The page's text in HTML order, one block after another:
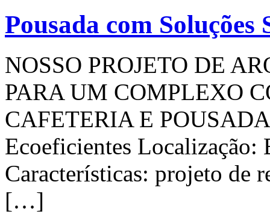
Pousada com Soluções
NOSSO PROJETO DE
PARA UM COMPLEXO
CAFETERIA E
Ecoeficientes Localização:
Características: projeto de
[…]